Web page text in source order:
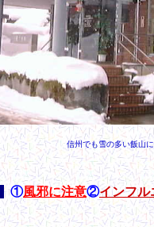
信州でも雪の多い飯山
①風邪に注意②インフル